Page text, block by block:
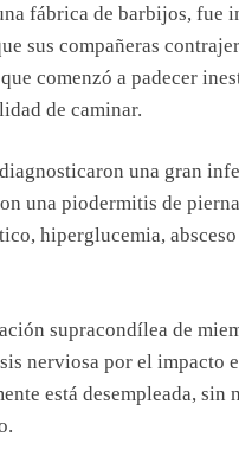
fábrica de barbijos, fue
sus compañeras
comenzó a padecer
de caminar.
una gran
una piodermitis de
hiperglucemia,
supracondílea de
nerviosa por el impacto
está desempleada, sin